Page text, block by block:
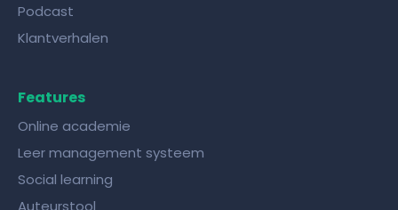
Podcast
Klantverhalen
Features
Online academie
Leer management systeem
Social learning
Auteurstool